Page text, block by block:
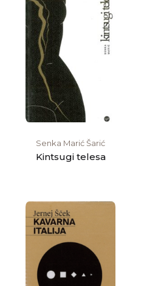
Senka Marić Šarić
Kintsugi telesa